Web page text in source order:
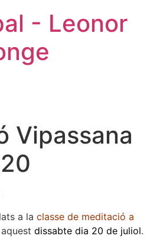
- Leonor
Vipassana
a la classe de meditació a
aquest dissabte dia 20 de juliol.